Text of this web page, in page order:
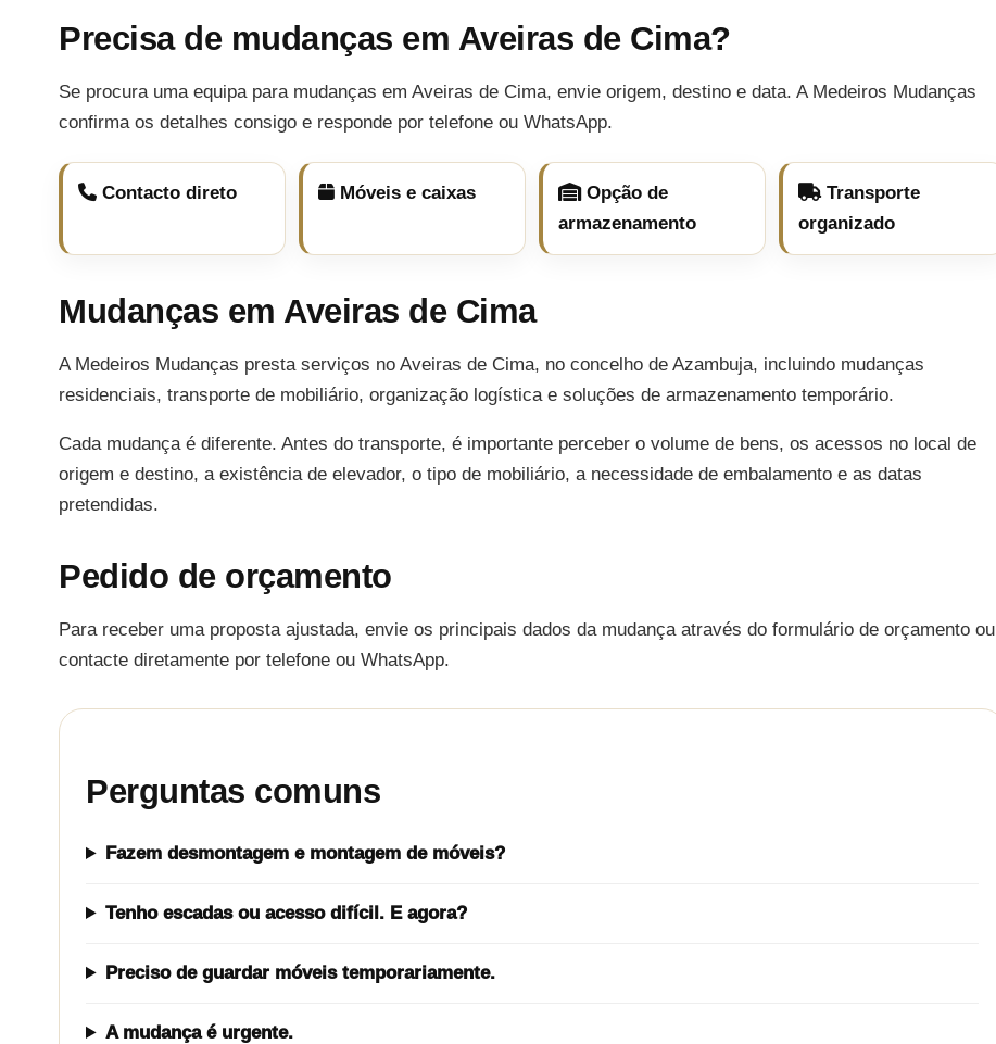
Precisa de mudanças em Aveiras de Cima?
Se procura uma equipa para mudanças em Aveiras de Cima, envie origem, destino e data. A Medeiros Mudanças
confirma os detalhes consigo e responde por telefone ou WhatsApp.
Contacto direto Móveis e caixas
Opção de
armazenamento
Transporte
organizado
Mudanças em Aveiras de Cima
A Medeiros Mudanças presta serviços no Aveiras de Cima, no concelho de Azambuja, incluindo mudanças
residenciais, transporte de mobiliário, organização logística e soluções de armazenamento temporário.
Cada mudança é diferente. Antes do transporte, é importante perceber o volume de bens, os acessos no local de
origem e destino, a existência de elevador, o tipo de mobiliário, a necessidade de embalamento e as datas
pretendidas.
Pedido de orçamento
Para receber uma proposta ajustada, envie os principais dados da mudança através do formulário de orçamento ou
contacte diretamente por telefone ou WhatsApp.
Perguntas comuns
Fazem desmontagem e montagem de móveis?
Tenho escadas ou acesso difícil. E agora?
Preciso de guardar móveis temporariamente.
A mudança é urgente.